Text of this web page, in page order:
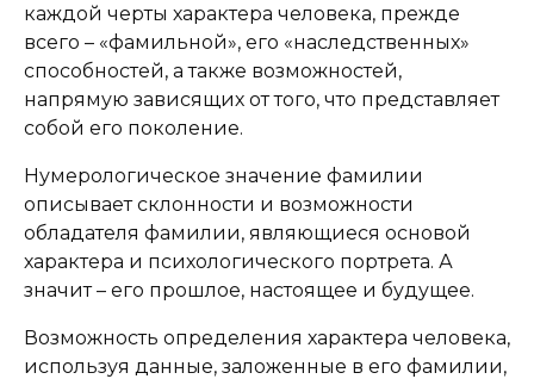
каждой черты характера человека, прежде
всего – «фамильной», его «наследственных»
способностей, а также возможностей,
напрямую зависящих от того, что представляет
собой его поколение.
Нумерологическое значение фамилии
описывает склонности и возможности
обладателя фамилии, являющиеся основой
характера и психологического портрета. А
значит – его прошлое, настоящее и будущее.
Возможность определения характера человека,
используя данные, заложенные в его фамилии,